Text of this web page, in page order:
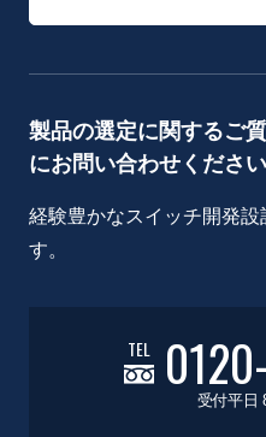
製品の選定に関するご
にお問い合わせください
経験豊かなスイッチ開発
す。
TEL
受付平日